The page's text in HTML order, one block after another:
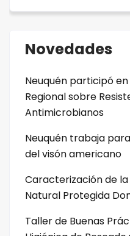
Novedades
Neuquén participó
Regional sobre
Antimicrobianos
Neuquén trabaja
del visón americano
Caracterización de
Natural Protegida
Taller de Buenas